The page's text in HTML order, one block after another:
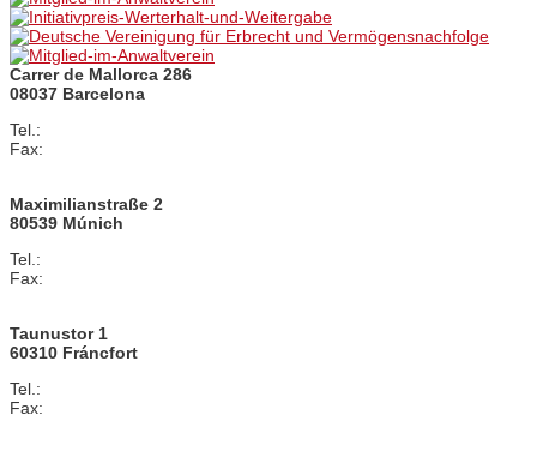
Carrer de Mallorca 286
08037 Barcelona
Tel.:
Fax:
Maximilianstraße 2
80539 Múnich
Tel.:
Fax:
Taunustor 1
60310 Fráncfort
Tel.:
Fax: